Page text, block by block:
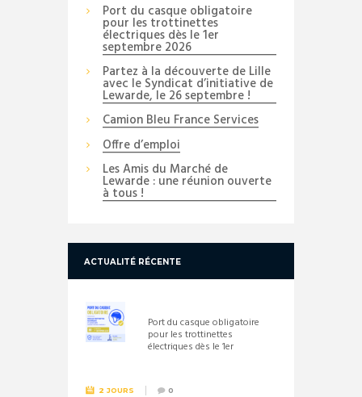
Port du casque obligatoire
pour les trottinettes
électriques dès le 1er
septembre 2026
Partez à la découverte de Lille
avec le Syndicat d’initiative de
Lewarde, le 26 septembre !
Camion Bleu France Services
Offre d’emploi
Les Amis du Marché de
Lewarde : une réunion ouverte
à tous !
ACTUALITÉ RÉCENTE
Port du casque obligatoire
pour les trottinettes
électriques dès le 1er
2 JOURS 0